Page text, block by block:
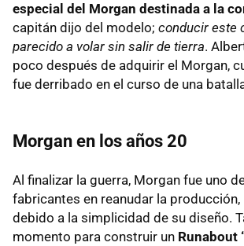
especial del Morgan destinada a la
capitán dijo del modelo; conducir este
parecido a volar sin salir de tierra.
poco después de adquirir el Morgan,
fue derribado en el curso de una
Morgan en los años 20
Al finalizar la guerra, Morgan fue uno
fabricantes en reanudar la
debido a la simplicidad de su diseño.
momento para construir un Runabout